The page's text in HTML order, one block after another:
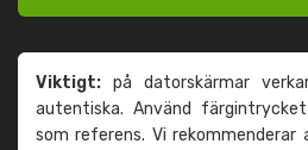
Viktigt: på datorskärmar
autentiska. Använd
som referens. Vi rekommenderar